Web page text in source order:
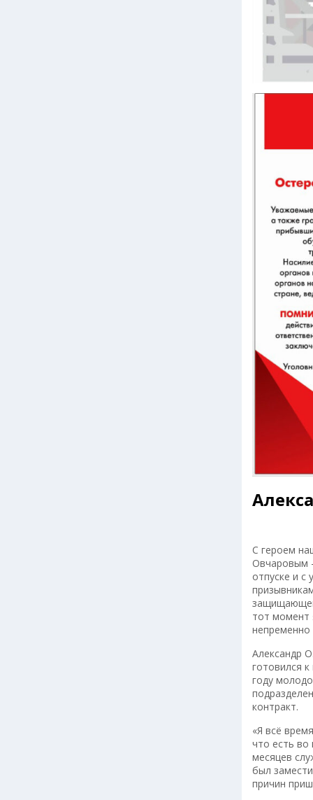
С героем
Овчаровым
отпуске и
тот момент
непременно
Александр
готовился
году
контракт.
«Я всё
что есть во
месяцев
был
причин